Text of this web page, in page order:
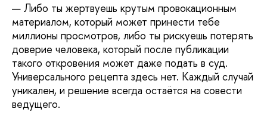
— Либо ты жертвуешь крутым провокационным
материалом, который может принести тебе
миллионы просмотров, либо ты рискуешь потерять
доверие человека, который после публикации
такого откровения может даже подать в суд.
Универсального рецепта здесь нет. Каждый случай
уникален, и решение всегда остаётся на совести
ведущего.